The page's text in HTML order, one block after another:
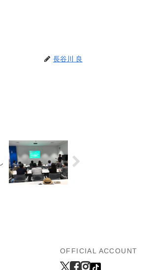
長谷川 良
OFFICIAL ACCOUNT